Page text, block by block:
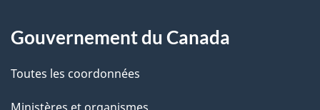
Gouvernement du Canada
Toutes les coordonnées